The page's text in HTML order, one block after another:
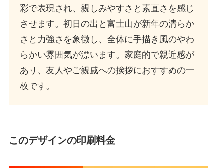
彩で表現され、親しみやすさと素直さを感じ
させます。初日の出と富士山が新年の清らか
さと力強さを象徴し、全体に手描き風のやわ
らかい雰囲気が漂います。家庭的で親近感が
あり、友人やご親戚への挨拶におすすめの一
枚です。
このデザインの印刷料金